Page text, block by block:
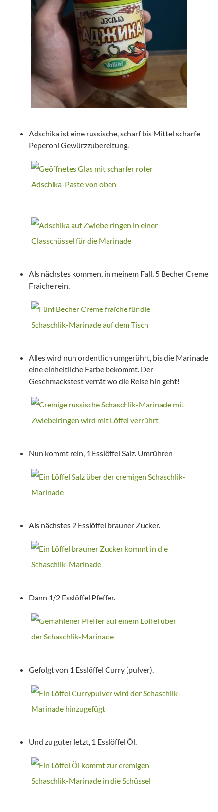
Adschika ist eine russische, scharf bis Mittel scharfe
Peperoni Gewürzzubereitung.
Als nächstes kommen, in meinem Fall, 5 Becher Creme
Fraiche rein.
Alles wird nun ordentlich umgerührt, bis die Marinade
eine einheitliche Farbe bekommt. Der
Geschmackstest verrät wo die Reise hin geht!
Nun kommt rein, 1 Esslöffel Salz. Umrühren
Als nächstes 2 Esslöffel brauner Zucker.
Dann 1/2 Esslöffel Pfeffer.
Gefolgt von 1 Esslöffel Curry (pulver).
Und zu guter letzt, 1 Esslöffel Öl.